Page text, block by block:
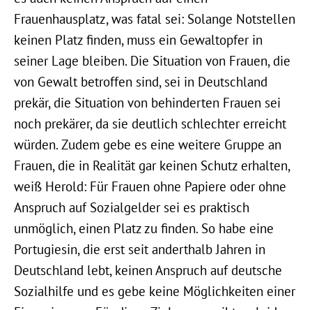
Frauenhausplatz, was fatal sei: Solange Notstellen
keinen Platz finden, muss ein Gewaltopfer in
seiner Lage bleiben. Die Situation von Frauen, die
von Gewalt betroffen sind, sei in Deutschland
prekär, die Situation von behinderten Frauen sei
noch prekärer, da sie deutlich schlechter erreicht
würden. Zudem gebe es eine weitere Gruppe an
Frauen, die in Realität gar keinen Schutz erhalten,
weiß Herold: Für Frauen ohne Papiere oder ohne
Anspruch auf Sozialgelder sei es praktisch
unmöglich, einen Platz zu finden. So habe eine
Portugiesin, die erst seit anderthalb Jahren in
Deutschland lebt, keinen Anspruch auf deutsche
Sozialhilfe und es gebe keine Möglichkeiten einer